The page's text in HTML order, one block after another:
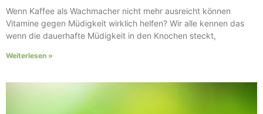
Wenn Kaffee als Wachmacher nicht mehr ausreicht können
Vitamine gegen Müdigkeit wirklich helfen? Wir alle kennen das
wenn die dauerhafte Müdigkeit in den Knochen steckt,
Weiterlesen »